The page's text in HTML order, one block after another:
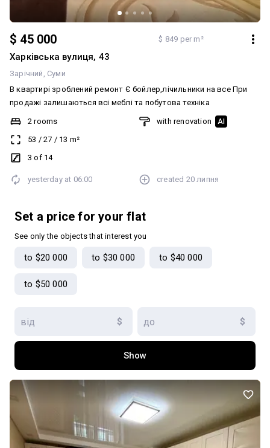
$ 45 000 $ 849 per m²
Харківська вулиця, 43
Зарічний Суми
В квартирі зроблений ремонт Є бойлер,лічильники на все При
продажі залишаються всі меблі та побутова техніка
2 rooms
53 / 27 / 13 m²
3 of 14
with renovation AI
yesterday at 06:00 created 20 липня
Set a price for your flat
See only the objects that interest you
to $20 000 to $30 000 to $40 000
to $50 000
$ $
Show